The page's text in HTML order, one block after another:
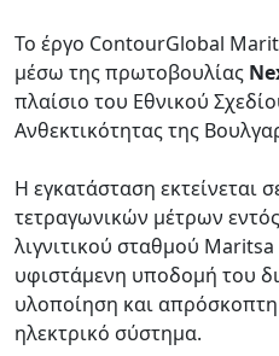
Το έργο ContourGlobal
μέσω της πρωτοβουλίας
πλαίσιο του Εθνικού
Ανθεκτικότητας της
Η εγκατάσταση εκτείνεται
τετραγωνικών μέτρων
λιγνιτικού σταθμού
υφιστάμενη υποδομή του
υλοποίηση και
ηλεκτρικό σύστημα.